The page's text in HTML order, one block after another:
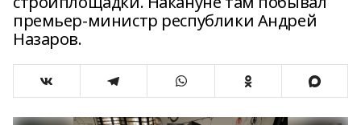
премьер-министр республики Андрей
Назаров.